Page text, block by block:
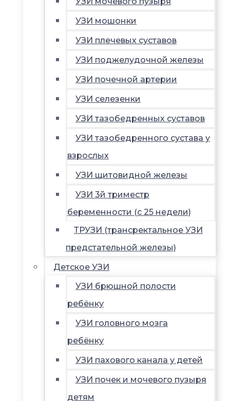
УЗИ мошонки
УЗИ плечевых суставов
УЗИ поджелудочной железы
УЗИ почечной артерии
УЗИ селезенки
УЗИ тазобедренных суставов
УЗИ тазобедренного сустава у
взрослых
УЗИ щитовидной железы
УЗИ 3й триместр
беременности (с 25 недели)
ТРУЗИ (трансректальное УЗИ
предстательной железы)
Детское УЗИ
УЗИ брюшной полости
ребёнку
УЗИ головного мозга
ребёнку
УЗИ пахового канала у детей
УЗИ почек и мочевого пузыря
детям